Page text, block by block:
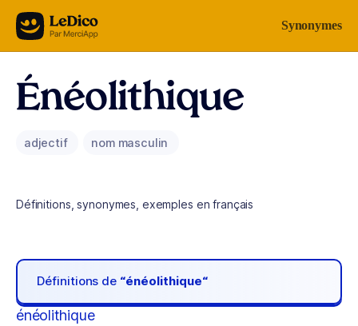
Aller au contenu Synonymes
Énéolithique
adjectif nom masculin
Définitions, synonymes, exemples en français
Définitions de “énéolithique“
énéolithique